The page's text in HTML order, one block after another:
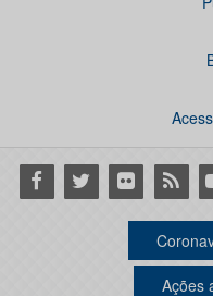
Facebook
Twitter Flickr RSS
Ações